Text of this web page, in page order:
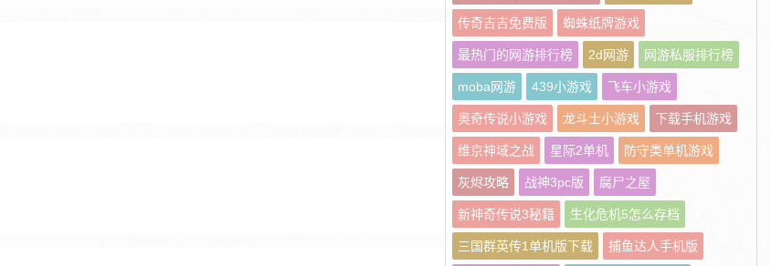
传奇吉吉免费版 蜘蛛纸牌游戏
最热门的网游排行榜 2d网游 网游私服排行榜
moba网游 439小游戏 飞车小游戏
奥奇传说小游戏 龙斗士小游戏 下载手机游戏
维京神域之战 星际2单机 防守类单机游戏
灰烬攻略 战神3pc版 腐尸之屋
新神奇传说3秘籍 生化危机5怎么存档
三国群英传1单机版下载 捕鱼达人手机版